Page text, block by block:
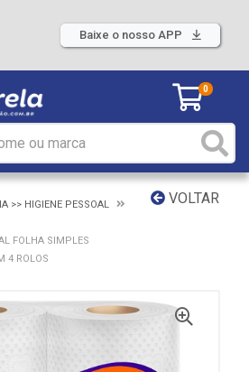
Baixe o nosso APP
0
VOLTAR
>> HIGIENE PESSOAL
FOLHA SIMPLES
4 ROLOS